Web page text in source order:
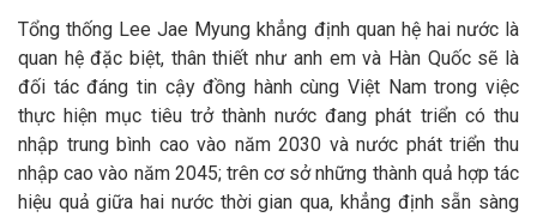
Tổng thống Lee Jae Myung khẳng định quan hệ hai nước là
quan hệ đặc biệt, thân thiết như anh em và Hàn Quốc sẽ là
đối tác đáng tin cậy đồng hành cùng Việt Nam trong việc
thực hiện mục tiêu trở thành nước đang phát triển có thu
nhập trung bình cao vào năm 2030 và nước phát triển thu
nhập cao vào năm 2045; trên cơ sở những thành quả hợp tác
hiệu quả giữa hai nước thời gian qua, khẳng định sẵn sàng